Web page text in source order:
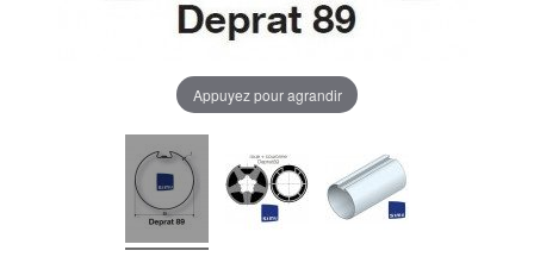
Appuyez pour agrandir